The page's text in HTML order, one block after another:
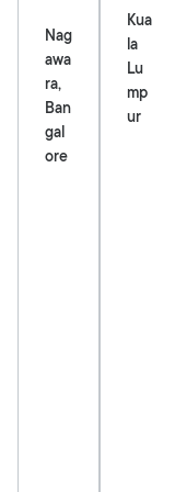
Nag
awa
ra,
Ban
gal
ore
Kua
la
Lu
mp
ur